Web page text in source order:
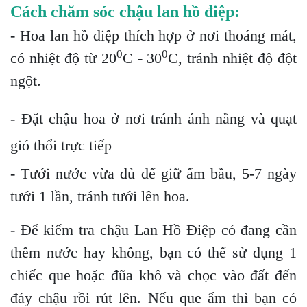
Cách chăm sóc chậu lan hồ điệp:
- Hoa lan hồ điệp thích hợp ở nơi thoáng mát,
có nhiệt độ từ 200C - 300C, tránh nhiệt độ đột
ngột.
- Đặt chậu hoa ở nơi tránh ánh nắng và quạt
gió thổi trực tiếp
- Tưới nước vừa đủ để giữ ẩm bầu, 5-7 ngày
tưới 1 lần, tránh tưới lên hoa.
- Để kiểm tra chậu Lan Hồ Điệp có đang cần
thêm nước hay không, bạn có thể sử dụng 1
chiếc que hoặc đũa khô và chọc vào đất đến
đáy chậu rồi rút lên. Nếu que ẩm thì bạn có